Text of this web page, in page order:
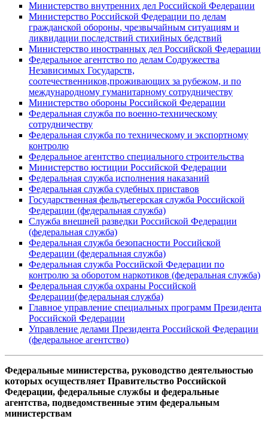
Министерство внутренних дел Российской Федерации
Министерство Российской Федерации по делам
гражданской обороны, чрезвычайным ситуациям и
ликвидации последствий стихийных бедствий
Министерство иностранных дел Российской Федерации
Федеральное агентство по делам Содружества
Независимых Государств,
соотечественников,проживающих за рубежом, и по
международному гуманитарному сотрудничеству
Министерство обороны Российской Федерации
Федеральная служба по военно-техническому
сотрудничеству
Федеральная служба по техническому и экспортному
контролю
Федеральное агентство специального строительства
Министерство юстиции Российской Федерации
Федеральная служба исполнения наказаний
Федеральная служба судебных приставов
Государственная фельдъегерская служба Российской
Федерации (федеральная служба)
Служба внешней разведки Российской Федерации
(федеральная служба)
Федеральная служба безопасности Российской
Федерации (федеральная служба)
Федеральная служба Российской Федерации по
контролю за оборотом наркотиков (федеральная служба)
Федеральная служба охраны Российской
Федерации(федеральная служба)
Главное управление специальных программ Президента
Российской Федерации
Управление делами Президента Российской Федерации
(федеральное агентство)
Федеральные министерства, руководство деятельностью
которых осуществляет Правительство Российской
Федерации, федеральные службы и федеральные
агентства, подведомственные этим федеральным
министерствам